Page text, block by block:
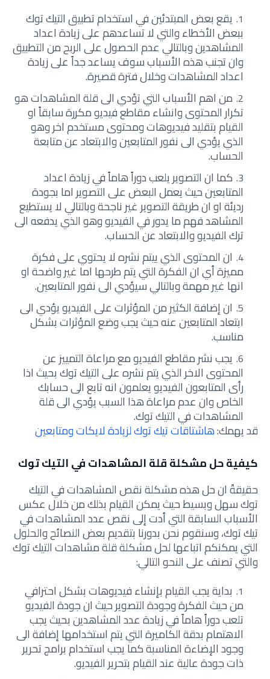
يقع بعض المبتدئين في استخدام تطبيق التيك توك
ببعض الأخطاء والتي لا تساعدهم على زيادة اعداد
المشاهدين وبالتالي عدم الحصول على الربح من التطبيق
وان تجنب هذه الأسباب سوف يساعد جداً على زيادة
اعداد المشاهدات وخلال فترة قصيرة.
من اهم الأسباب التي تؤدي الى قلة المشاهدات هو
تكرار المحتوى وانشاء مقاطع فيديو مكررة سابقاً او
القيام بتقليد فيديوهات ومحتوى مستخدم اخر وهو
الذي يؤدي الى نفور المتابعين والابتعاد عن متابعة
الحساب.
كما ان التصوير يلعب دوراً هاماً في زيادة اعداد
المتابعين حيث يعمل البعض على التصوير اما بجودة
رديئة او ان طريقة التصوير غير ناجحة وبالتالي لا يستطيع
المشاهد فهم ما يدور في الفيديو وهو الذي يدفعه الى
ترك الفيديو والابتعاد عن الحساب.
ان المحتوى الذي ييتم نشره لا يحتوي على فكرة
مميزة أي ان الفكرة التي يتم طرحها اما غير واضحة او
انها غير مهمة وبالتالي سيؤدي الى نفور المتابعين.
ان إضافة الكثير من المؤثرات على الفيديو يؤدي الى
ابتعاد المتابعين عنه حيث يجب وضع المؤثرات بشكل
مناسب.
يجب نشر مقاطع الفيديو مع مراعاة التمييز عن
المحتوى الاخر الذي يتم نشره على التيك توك بحيث اذا
رأى المتابعون الفيديو يعلمون انه تابع الى حسابك
الخاص وان عدم مراعاة هذا السبب يؤدي الى قلة
المشاهدات في التيك توك.
قد يهمك:هاشتاقات تيك توك لزيادة لايكات ومتابعين
كيفية حل مشكلة قلة المشاهدات في التيك توك
حقيقةً ان حل هذه مشكلة نقص المشاهدات في التيك
توك سهل وبسيط حيث يمكن القيام بذلك من خلال عكس
الأسباب السابقة التي أدت إلى نقص عدد المشاهدات في
تيك توك، وسنقوم نحن بدورنا بتقديم بعض النصائح والحلول
التي يمكنكم اتباعها لحل مشكلة قلة مشاهدات التيك توك
والتي تصنف على النحو التالي:
بداية يجب القيام بإنشاء فيديوهات بشكل احترافي
من حيث الفكرة وجودة التصوير حيث ان جودة الفيديو
تلعب دوراً هاماً في زيادة عدد المشاهدين بحيث يجب
الاهتمام بدقة الكاميرة التي يتم استخدامها إضافة الى
وجود الإضاءة المناسبة كما يجب استخدام برامج تحرير
ذات جودة عالية عند القيام بتحرير الفيديو.